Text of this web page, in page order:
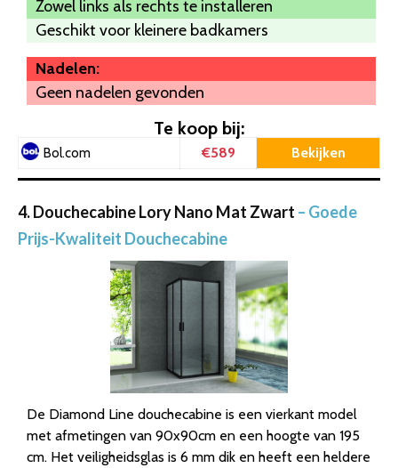
Zowel links als rechts te installeren
Geschikt voor kleinere badkamers
Nadelen:
Geen nadelen gevonden
Te koop bij:
Bol.com €589 Bekijken
4. Douchecabine Lory Nano Mat Zwart – Goede
Prijs-Kwaliteit Douchecabine
De Diamond Line douchecabine is een vierkant model
met afmetingen van 90x90cm en een hoogte van 195
cm. Het veiligheidsglas is 6 mm dik en heeft een heldere